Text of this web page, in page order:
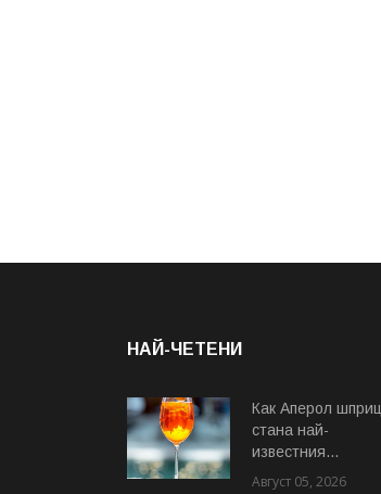
НАЙ-ЧЕТЕНИ
Как Аперол шприц
стана най-
известния...
Август 05, 2026